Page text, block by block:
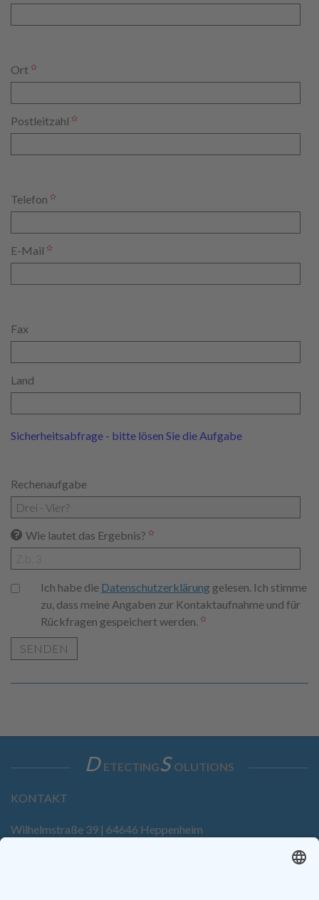
Ort
Postleitzahl
Telefon
E-Mail
Fax
Land
Sicherheitsabfrage - bitte lösen Sie die Aufgabe
Rechenaufgabe
Wie lautet das Ergebnis?
Ich habe die Datenschutzerklärunggelesen. Ich stimme
zu, dass meine Angaben zur Kontaktaufnahme und für
Rückfragen gespeichert werden.
SENDEN
D ETECTINGS OLUTIONS
KONTAKT
Wilhelmstraße 39 | 64646 Heppenheim